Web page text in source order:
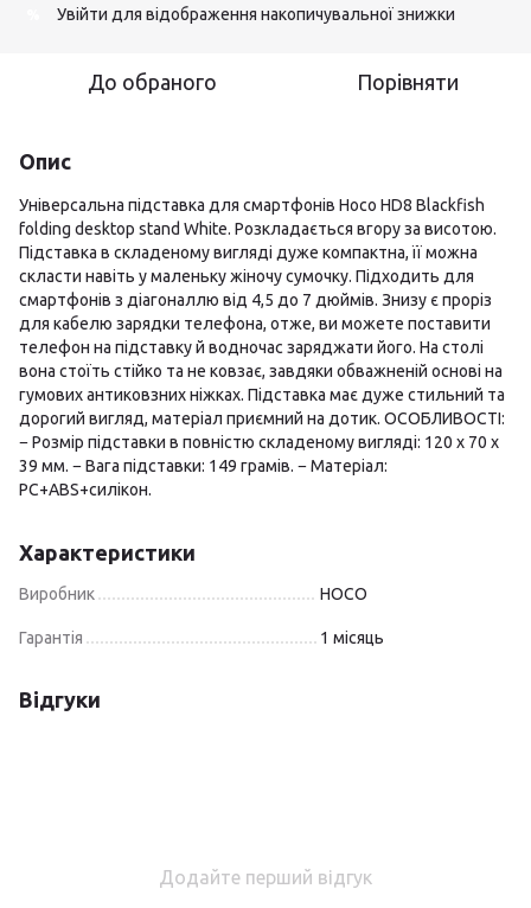
Увійти для відображення накопичувальної знижки
До обраного Порівняти
Опис
Універсальна підставка для смартфонів Hoco HD8 Blackfish
folding desktop stand White. Розкладається вгору за висотою.
Підставка в складеному вигляді дуже компактна, її можна
скласти навіть у маленьку жіночу сумочку. Підходить для
смартфонів з діагоналлю від 4,5 до 7 дюймів. Знизу є проріз
для кабелю зарядки телефона, отже, ви можете поставити
телефон на підставку й водночас заряджати його. На столі
вона стоїть стійко та не ковзає, завдяки обважненій основі на
гумових антиковзних ніжках. Підставка має дуже стильний та
дорогий вигляд, матеріал приємний на дотик. ОСОБЛИВОСТІ:
− Розмір підставки в повністю складеному вигляді: 120 х 70 х
39 мм. − Вага підставки: 149 грамів. − Матеріал:
PC+ABS+силікон.
Характеристики
Виробник HOCO
Гарантія 1 місяць
Відгуки
Додайте перший відгук